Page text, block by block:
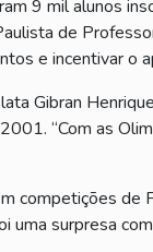
9 mil alunos
de
e incentivar o
Gibran
“Com as
competições
uma surpresa